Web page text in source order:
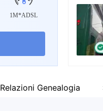
1M*ADSL
--
Relazioni Genealogia